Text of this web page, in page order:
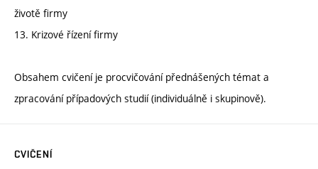
životě firmy
13. Krizové řízení firmy
Obsahem cvičení je procvičování přednášených témat a
zpracování případových studií (individuálně i skupinově).
CVIČENÍ